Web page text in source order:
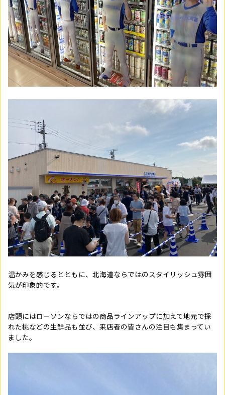
温かみを感じるとともに、北海道ならではのスタイリッシュ雰囲
気が印象的です。
店頭にはローソンならではの商品ラインアップに加えて地元で採
れた桃などの生鮮品も並び、来店者の皆さんの注目も集まってい
ました。